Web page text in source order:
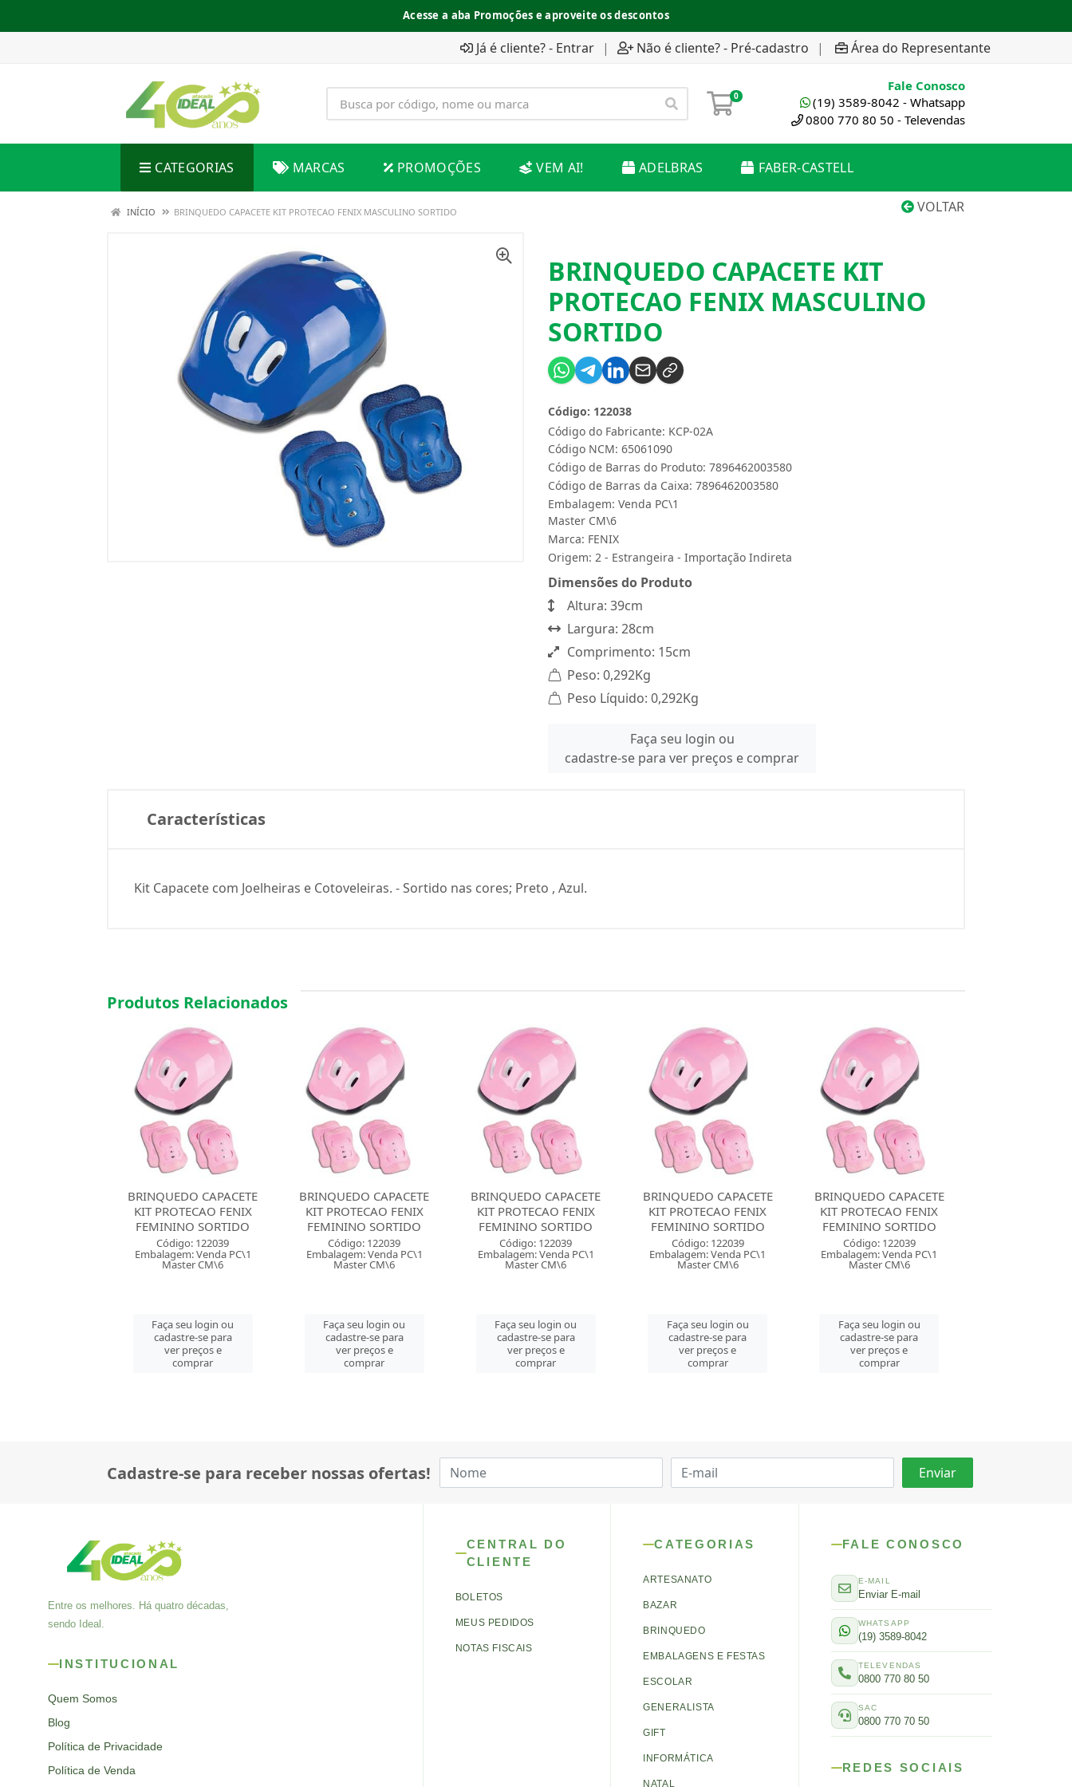
Acesse a aba Promoções e aproveite os descontos
Já é cliente? - Entrar | Não é cliente? - Pré-cadastro | Área do Representante
0
Fale Conosco
(19) 3589-8042 - Whatsapp
0800 770 80 50 - Televendas
CATEGORIAS MARCAS PROMOÇÕES VEM AI! ADELBRAS FABER-CASTELL
VOLTAR
INÍCIO BRINQUEDO CAPACETE KIT PROTECAO FENIX MASCULINO SORTIDO
BRINQUEDO CAPACETE KIT
PROTECAO FENIX MASCULINO
SORTIDO
Código do Fabricante: KCP-02A
Código: 122038
Código NCM: 65061090
Código de Barras do Produto: 7896462003580
Código de Barras da Caixa: 7896462003580
Embalagem: Venda PC\1
Master CM\6
Marca: FENIX
Origem: 2 - Estrangeira - Importação Indireta
Dimensões do Produto
Altura: 39cm
Largura: 28cm
Comprimento: 15cm
Peso: 0,292Kg
Peso Líquido: 0,292Kg
Faça seu login ou
cadastre-se para ver preços e comprar
Características
Kit Capacete com Joelheiras e Cotoveleiras. - Sortido nas cores; Preto , Azul.
Produtos Relacionados
BRINQUEDO CAPACETE
KIT PROTECAO FENIX
FEMININO SORTIDO
Código: 122039
Embalagem: Venda PC\1
Master CM\6
Faça seu login ou
cadastre-se para
ver preços e
comprar
BRINQUEDO CAPACETE
KIT PROTECAO FENIX
FEMININO SORTIDO
Código: 122039
Embalagem: Venda PC\1
Master CM\6
Faça seu login ou
cadastre-se para
ver preços e
comprar
BRINQUEDO CAPACETE
KIT PROTECAO FENIX
FEMININO SORTIDO
Código: 122039
Embalagem: Venda PC\1
Master CM\6
Faça seu login ou
cadastre-se para
ver preços e
comprar
BRINQUEDO CAPACETE
KIT PROTECAO FENIX
FEMININO SORTIDO
Código: 122039
Embalagem: Venda PC\1
Master CM\6
Faça seu login ou
cadastre-se para
ver preços e
comprar
BRINQUEDO CAPACETE
KIT PROTECAO FENIX
FEMININO SORTIDO
Código: 122039
Embalagem: Venda PC\1
Master CM\6
Faça seu login ou
cadastre-se para
ver preços e
comprar
Cadastre-se para receber nossas ofertas!
Entre os melhores. Há quatro décadas,
sendo Ideal.
INSTITUCIONAL
Quem Somos
Blog
Política de Privacidade
Política de Venda
CENTRAL DO
CLIENTE
BOLETOS
MEUS PEDIDOS
NOTAS FISCAIS
CATEGORIAS
ARTESANATO
BAZAR
BRINQUEDO
EMBALAGENS E FESTAS
ESCOLAR
GENERALISTA
GIFT
INFORMÁTICA
NATAL
FALE CONOSCO
E-MAIL
Enviar E-mail
WHATSAPP
(19) 3589-8042
TELEVENDAS
0800 770 80 50
SAC
0800 770 70 50
REDES SOCIAIS